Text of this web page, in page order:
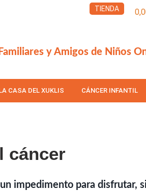
TIENDA
y Amigos de Niños
CASA DEL XUKLIS CÁNCER INFANTIL
cáncer
impedimento para disfrutar,